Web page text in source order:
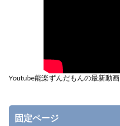
Youtube能楽ずんだもんの最新動画
固定ページ